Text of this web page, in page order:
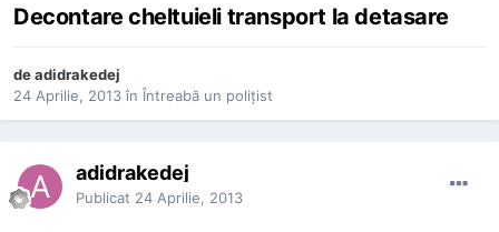
Decontare cheltuieli transport la detasare
deadidrakedej
24 Aprilie, 2013 în Întreabă un poliţist
adidrakedej
Publicat 24 Aprilie, 2013